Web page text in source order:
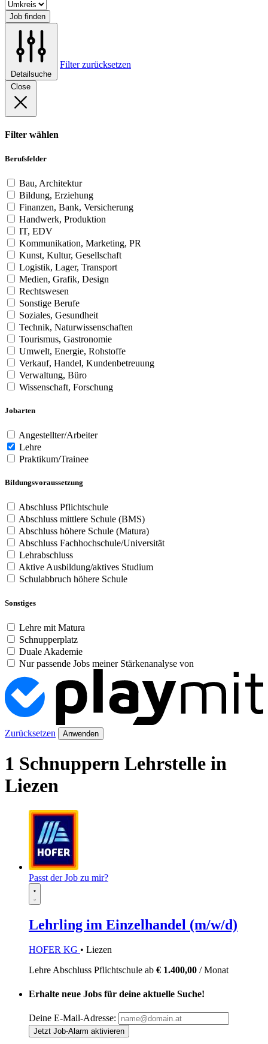
Job finden
Detailsuche
Filter zurücksetzen
Close
Filter wählen
Berufsfelder
Bau, Architektur
Bildung, Erziehung
Finanzen, Bank, Versicherung
Handwerk, Produktion
IT, EDV
Kommunikation, Marketing, PR
Kunst, Kultur, Gesellschaft
Logistik, Lager, Transport
Medien, Grafik, Design
Rechtswesen
Sonstige Berufe
Soziales, Gesundheit
Technik, Naturwissenschaften
Tourismus, Gastronomie
Umwelt, Energie, Rohstoffe
Verkauf, Handel, Kundenbetreuung
Verwaltung, Büro
Wissenschaft, Forschung
Jobarten
Angestellter/Arbeiter
Lehre
Praktikum/Trainee
Bildungsvoraussetzung
Abschluss Pflichtschule
Abschluss mittlere Schule (BMS)
Abschluss höhere Schule (Matura)
Abschluss Fachhochschule/Universität
Lehrabschluss
Aktive Ausbildung/aktives Studium
Schulabbruch höhere Schule
Sonstiges
Lehre mit Matura
Schnupperplatz
Duale Akademie
Nur passende Jobs meiner Stärkenanalyse von
Zurücksetzen Anwenden
1 Schnuppern Lehrstelle in
Liezen
Passt der Job zu mir?
Lehrling im Einzelhandel (m/w/d)
HOFER KG • Liezen
LehreAbschluss Pflichtschule ab € 1.400,00 / Monat
Erhalte neue Jobs für deine aktuelle Suche!
Deine E-Mail-Adresse:
Jetzt Job-Alarm aktivieren